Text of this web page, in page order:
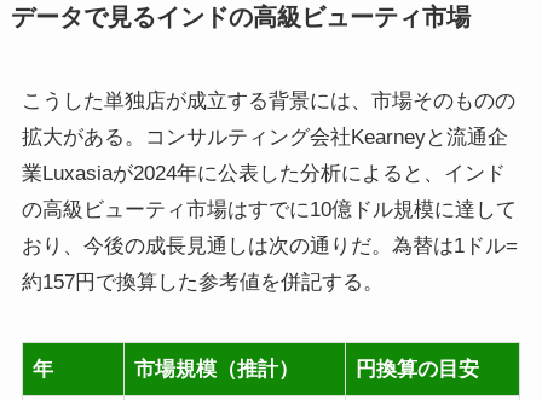
データで見るインドの高級ビューティ市場
こうした単独店が成立する背景には、市場そのものの
拡大がある。コンサルティング会社Kearneyと流通企
業Luxasiaが2024年に公表した分析によると、インド
の高級ビューティ市場はすでに10億ドル規模に達して
おり、今後の成長見通しは次の通りだ。為替は1ドル=
約157円で換算した参考値を併記する。
年 市場規模（推計） 円換算の目安